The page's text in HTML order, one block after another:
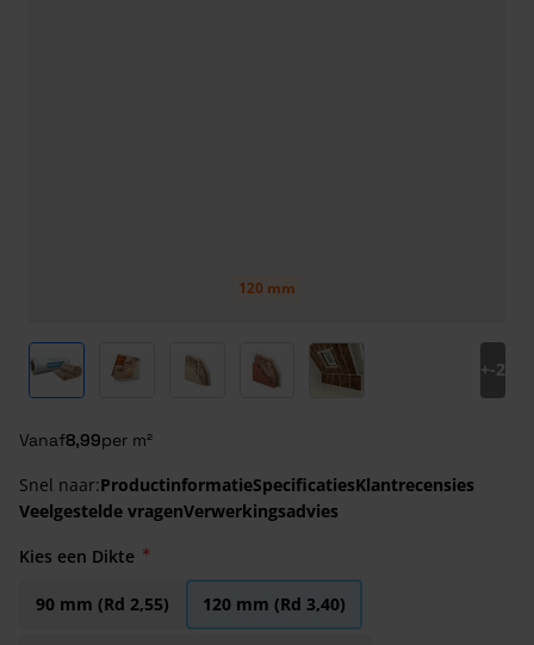
120 mm
View larger image
View larger imageView larger image
View larger imageView larger image
+-2
Vanaf8,99per m²
Snel naar:ProductinformatieSpecificatiesKlantrecensies
Veelgestelde vragenVerwerkingsadvies
Kies een Dikte
90 mm (Rd 2,55) 120 mm (Rd 3,40)